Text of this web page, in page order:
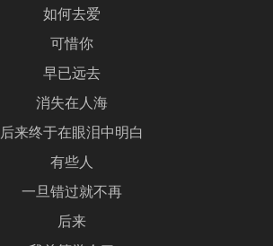
如何去爱
可惜你
早已远去
消失在人海
后来终于在眼泪中明白
有些人
一旦错过就不再
后来